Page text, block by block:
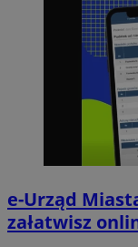
e-Urząd
załatwisz